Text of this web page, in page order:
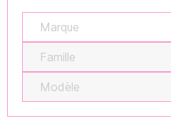
Marque
Famille
Modèle